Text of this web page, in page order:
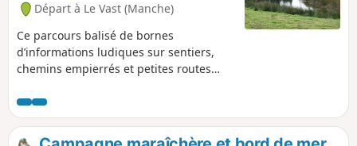
Départ à Le Vast (Manche)
Ce parcours balisé de bornes
d’informations ludiques sur sentiers,
chemins empierrés et petites routes
historique et naturel de cette commune
traversée par la Rivière la Saire.Ce
parcours a été inspiré d'un projet du